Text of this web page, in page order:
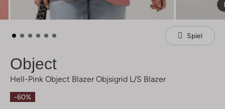
Spiel
Object
Hell-Pink Object Blazer Objsigrid L/s Blazer
-60%